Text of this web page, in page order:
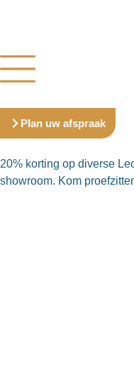
Plan uw afspraak
20% korting op diverse
showroom. Kom